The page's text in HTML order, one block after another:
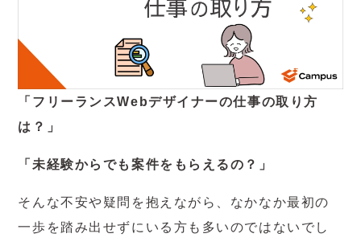
「フリーランスWebデザイナーの仕事の取り方
は？」
「未経験からでも案件をもらえるの？」
そんな不安や疑問を抱えながら、なかなか最初の
一歩を踏み出せずにいる方も多いのではないでし